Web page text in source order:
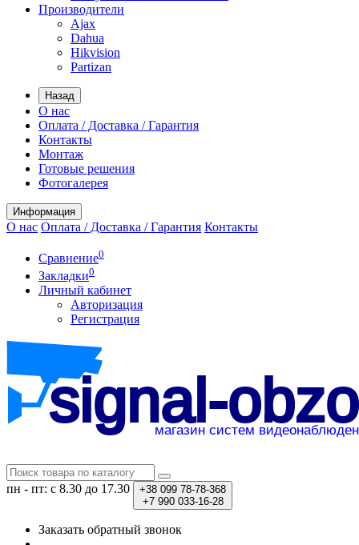
Производители
Ajax
Dahua
Hikvision
Partizan
Назад
О нас
Оплата / Доставка / Гарантия
Контакты
Монтаж
Готовые решения
Фотогалерея
Информация
О нас Оплата / Доставка / Гарантия Контакты
Сравнение0
Закладки0
Личный кабинет
Авторизация
Регистрация
пн - пт: с 8.30 до 17.30 +38 099 78-78-368
+7990 033-16-28
Заказать обратный звонок